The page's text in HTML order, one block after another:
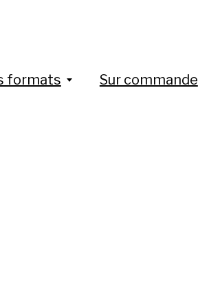
formats Sur commande